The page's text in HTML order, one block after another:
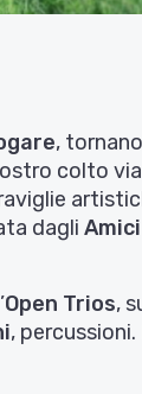
,
colto
dagli
Open Trios,
,